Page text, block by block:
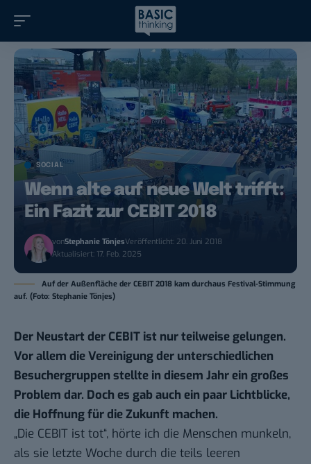
SOCIAL
Wenn alte auf neue Welt trifft:
Ein Fazit zur CEBIT 2018
vonStephanie TönjesVeröffentlicht: 20. Juni 2018
Aktualisiert: 17. Feb. 2025
Auf der Außenfläche der CEBIT 2018 kam durchaus Festival-Stimmung
auf. (Foto: Stephanie Tönjes)
Der Neustart der CEBIT ist nur teilweise gelungen.
Vor allem die Vereinigung der unterschiedlichen
Besuchergruppen stellte in diesem Jahr ein großes
Problem dar. Doch es gab auch ein paar Lichtblicke,
die Hoffnung für die Zukunft machen.
„Die CEBIT ist tot“, hörte ich die Menschen munkeln,
als sie letzte Woche durch die teils leeren